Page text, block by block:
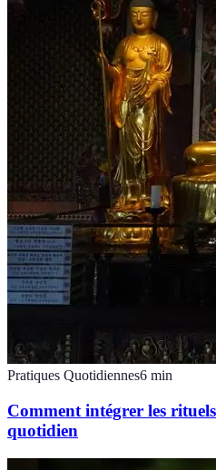
Pratiques Quotidiennes6 min
Comment intégrer les
quotidien